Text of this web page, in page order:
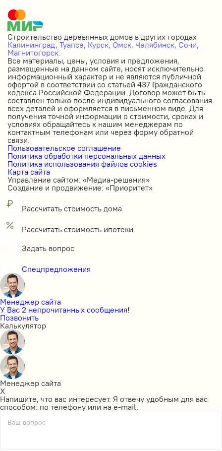
Строительство деревянных домов в других городах
Калининград, Туапсе, Курск, Омск, Челябинск, Сочи,
Магнитогорск.
Все материалы, цены, условия и предложения,
размещенные на данном сайте, носят исключительно
информационный характер и не являются публичной
офертой в соответствии со статьей 437 Гражданского
кодекса Российской Федерации. Договор может быть
составлен только после индивидуального согласования
всех деталей и оформляется в письменном виде. Для
получения точной информации о стоимости, сроках и
условиях обращайтесь к нашим менеджерам по
контактным телефонам или через форму обратной
связи.
Пользовательское соглашение
Политика обработки персональных данных
Политика использования файлов cookies
Карта сайта
Управление сайтом: «Медиа-решения»
Создание и продвижение: «Приоритет»
Рассчитать стоимость дома
Рассчитать стоимость ипотеки
Задать вопрос
Спецпредложения
Менеджер сайта
У Вас 2 непрочитанных сообщения!
Позвонить
Калькулятор
Менеджер сайта
X
Напишите, что вас интересует. Я отвечу удобным для вас
способом: по телефону или на e-mail.
Ваш вопрос